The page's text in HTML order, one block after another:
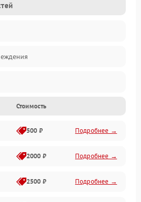
Стоимость
500 ₽ Подробнее →
2000 ₽ Подробнее →
2500 ₽ Подробнее →